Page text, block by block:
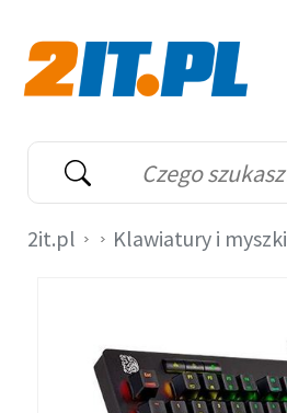
Wyszukiwarka
Słowo kluczowe
2it.pl Klawiatury i myszki